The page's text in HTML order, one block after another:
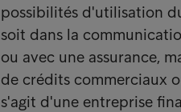
possibilités d'utilisation
soit dans la
ou avec une assurance,
de crédits commerciaux
s'agit d'une entreprise